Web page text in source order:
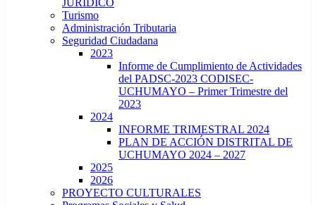
JURIDICO
Turismo
Administración Tributaria
Seguridad Ciudadana
2023
Informe de Cumplimiento de Actividades
del PADSC-2023 CODISEC-
UCHUMAYO – Primer Trimestre del
2023
2024
INFORME TRIMESTRAL 2024
PLAN DE ACCIÓN DISTRITAL DE
UCHUMAYO 2024 – 2027
2025
2026
PROYECTO CULTURALES